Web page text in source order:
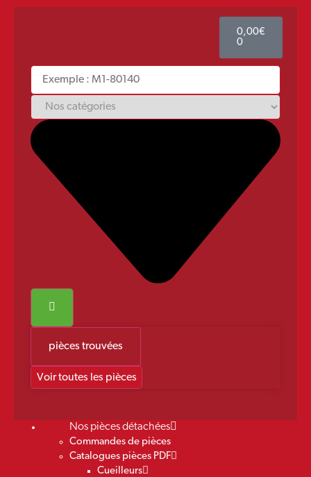
0,00€
0
pièces trouvées
Voir toutes les pièces
Nos pièces détachées
Commandes de pièces
Catalogues pièces PDF
Cueilleurs